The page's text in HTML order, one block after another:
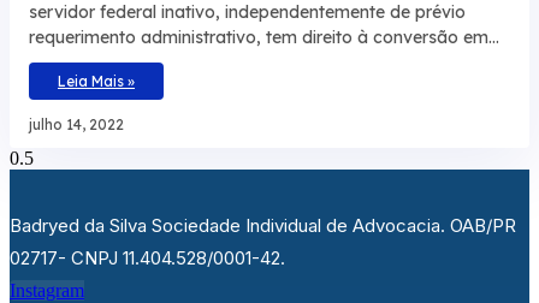
servidor federal inativo, independentemente de prévio
requerimento administrativo, tem direito à conversão em
dinheiro da licença-prêmio não usufruída durante a
atividade funcional nem contada em dobro para a
aposentadoria, sob pena de enriquecimento ilícito do ente
público. Baseado na redação original do artigo 87,
parágrafo 2º, da Lei 8.112/1990 e no artigo 7º da Lei
necessário comprovar que a licença não tenha sido tirada
por necessidade do serviço. O ministro Sérgio
Leia Mais »
julho 14, 2022
Badryed da Silva Sociedade Individual de Advocacia. OAB/PR
02717- CNPJ 11.404.528/0001-42.
Instagram